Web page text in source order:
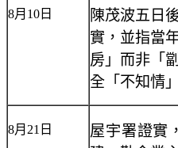
8月10日
陳茂波五日
實，並指當
房」而非「
全「不知情
8月21日
屋宇署證實